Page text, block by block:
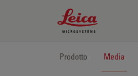
Leica Microsystems
Prodotto Media